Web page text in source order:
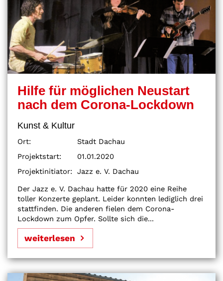
Hilfe für möglichen Neustart
nach dem Corona-Lockdown
Kunst & Kultur
Ort:
Stadt Dachau
Projektstart:
01.01.2020
Projektinitiator:
Jazz e. V. Dachau
Der Jazz e. V. Dachau hatte für 2020 eine Reihe
toller Konzerte geplant. Leider konnten lediglich drei
stattfinden. Die anderen fielen dem Corona-
Lockdown zum Opfer. Sollte sich die...
weiterlesen